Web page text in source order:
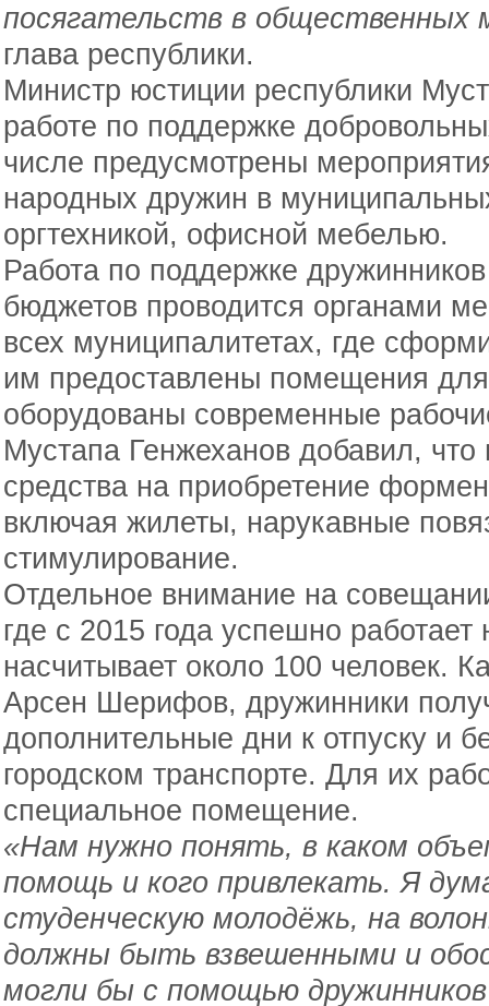
посягательств в общественных
глава республики.
Министр юстиции республики
работе по поддержке
числе предусмотрены
народных дружин в
оргтехникой, офисной мебелью.
Работа по поддержке
бюджетов проводится органами
всех муниципалитетах, где
им предоставлены помещения
оборудованы современные
Мустапа Генжеханов добавил,
средства на приобретение
включая жилеты, нарукавные
стимулирование.
Отдельное внимание на
где с 2015 года успешно
насчитывает около 100 человек.
Арсен Шерифов, дружинники
дополнительные дни к отпуску и
городском транспорте. Для их
специальное помещение.
«Нам нужно понять, в каком
помощь и кого привлекать. Я
студенческую молодёжь, на
должны быть взвешенными и
могли бы с помощью